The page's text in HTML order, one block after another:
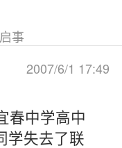
事
2007/6/1 17:49
春中学高中
学失去了联